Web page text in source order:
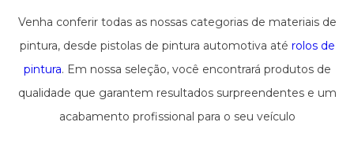
Venha conferir todas as nossas categorias de materiais de
pintura, desde pistolas de pintura automotiva até rolos de
pintura. Em nossa seleção, você encontrará produtos de
qualidade que garantem resultados surpreendentes e um
acabamento profissional para o seu veículo